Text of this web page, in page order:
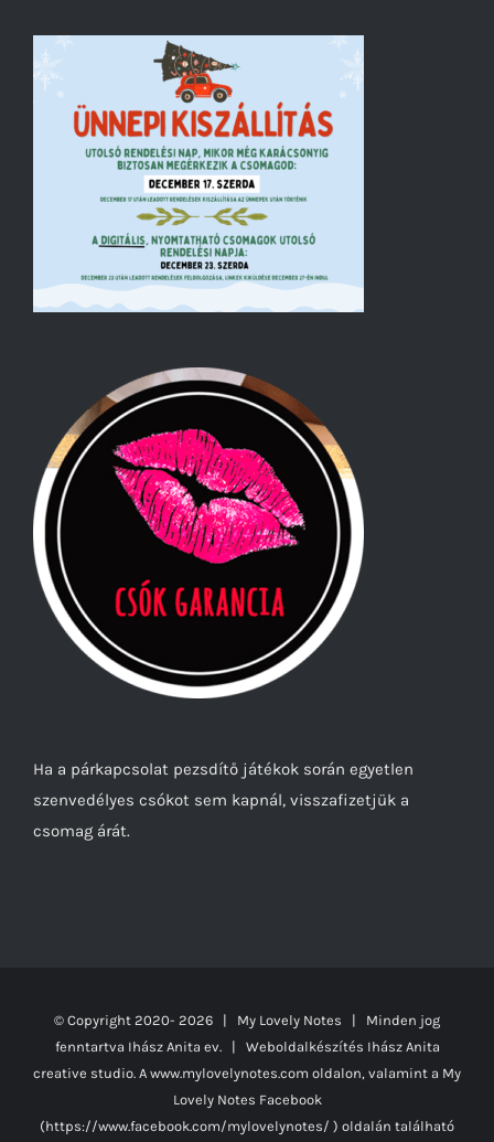
Ha a párkapcsolat pezsdítő játékok során egyetlen
szenvedélyes csókot sem kapnál, visszafizetjük a
csomag árát.
© Copyright 2020- 2026 | My Lovely Notes | Minden jog
fenntartva Ihász Anita ev. | Weboldalkészítés Ihász Anita
creative studio. A www.mylovelynotes.com oldalon, valamint a My
Lovely Notes Facebook
(https://www.facebook.com/mylovelynotes/ ) oldalán található